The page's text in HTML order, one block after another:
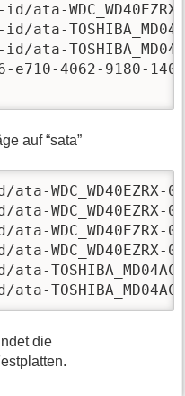
e710-4062-9180-
auf “sata”
die